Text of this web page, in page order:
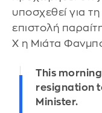
υποσχεθεί για
επιστολή
Χ η Μιάτα
This
resignation
Minister.